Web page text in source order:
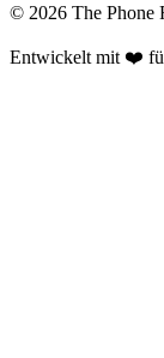
© 2026 The Phone
Entwickelt mit ❤️ für